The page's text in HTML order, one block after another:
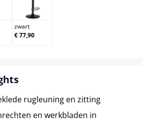
zwart
zwart
€ 77,90
rugleuning en zitting
en werkbladen in